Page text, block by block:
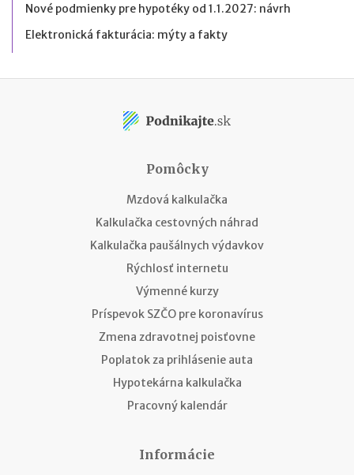
Nové podmienky pre hypotéky od 1.1.2027: návrh
Elektronická fakturácia: mýty a fakty
Pomôcky
Mzdová kalkulačka
Kalkulačka cestovných náhrad
Kalkulačka paušálnych výdavkov
Rýchlosť internetu
Výmenné kurzy
Príspevok SZČO pre koronavírus
Zmena zdravotnej poisťovne
Poplatok za prihlásenie auta
Hypotekárna kalkulačka
Pracovný kalendár
Informácie